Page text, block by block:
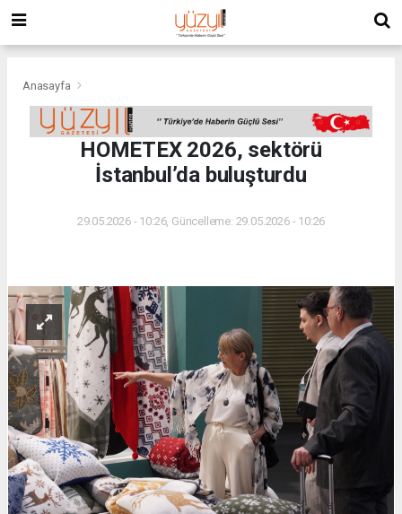
Anasayfa
HOMETEX 2026, sektörü
İstanbul’da buluşturdu
29.05.2026 - 10:26, Güncelleme: 29.05.2026 - 10:26